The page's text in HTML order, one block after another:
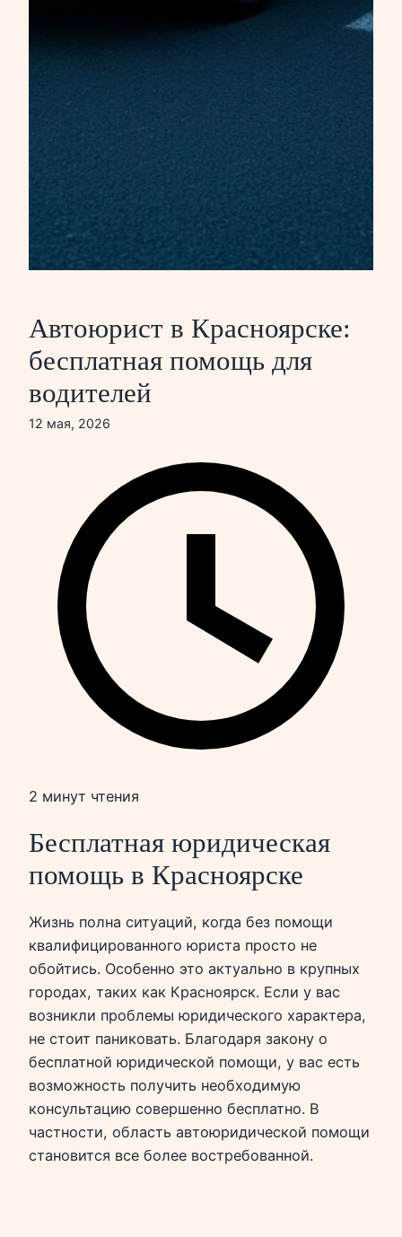
Автоюрист в Красноярске:
бесплатная помощь для
водителей
12 мая, 2026
2 минут чтения
Бесплатная юридическая
помощь в Красноярске
Жизнь полна ситуаций, когда без помощи
квалифицированного юриста просто не
обойтись. Особенно это актуально в крупных
городах, таких как Красноярск. Если у вас
возникли проблемы юридического характера,
не стоит паниковать. Благодаря закону о
бесплатной юридической помощи, у вас есть
возможность получить необходимую
консультацию совершенно бесплатно. В
частности, область автоюридической помощи
становится все более востребованной.